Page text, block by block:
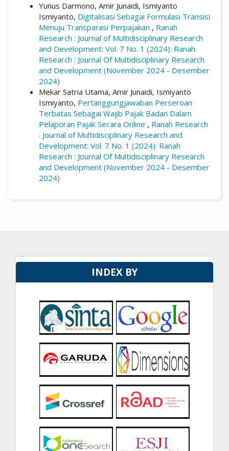
Yunus Darmono, Amir Junaidi, Ismiyanto
Ismiyanto, Digitalisasi Sebagai Formulasi Transisi
Menuju Transparasi Perpajakan , Ranah
Research : Journal of Multidisciplinary Research
and Development: Vol. 7 No. 1 (2024): Ranah
Research : Journal Of Multidisciplinary Research
and Development (November 2024 - Desember
2024)
Mekar Satria Utama, Amir Junaidi, Ismiyanto
Ismiyanto, Pertanggungjawaban Perseroan
Terbatas Sebagai Wajib Pajak Badan Dalam
Pelaporan Pajak Secara Online , Ranah Research
: Journal of Multidisciplinary Research and
Development: Vol. 7 No. 1 (2024): Ranah
Research : Journal Of Multidisciplinary Research
and Development (November 2024 - Desember
2024)
INDEX BY